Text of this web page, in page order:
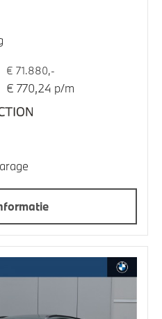
€ 71.880,-
€ 770,24 p/m